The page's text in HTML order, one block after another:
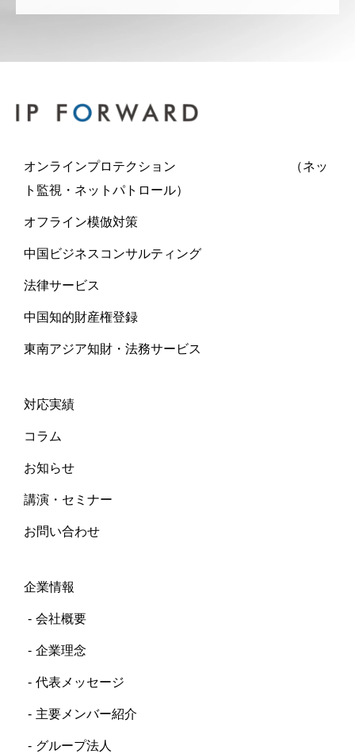
オンラインプロテクション （ネッ
ト監視・ネットパトロール）
オフライン模倣対策
中国ビジネスコンサルティング
法律サービス
中国知的財産権登録
東南アジア知財・法務サービス
対応実績
コラム
お知らせ
講演・セミナー
お問い合わせ
企業情報
会社概要
企業理念
代表メッセージ
主要メンバー紹介
グループ法人